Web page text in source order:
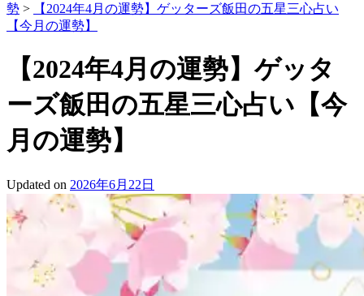
勢 >
【2024年4月の運勢】ゲッターズ飯田の五星三心占い
【今月の運勢】
【2024年4月の運勢】ゲッタ
ーズ飯田の五星三心占い【今
月の運勢】
Updated on 2026年6月22日